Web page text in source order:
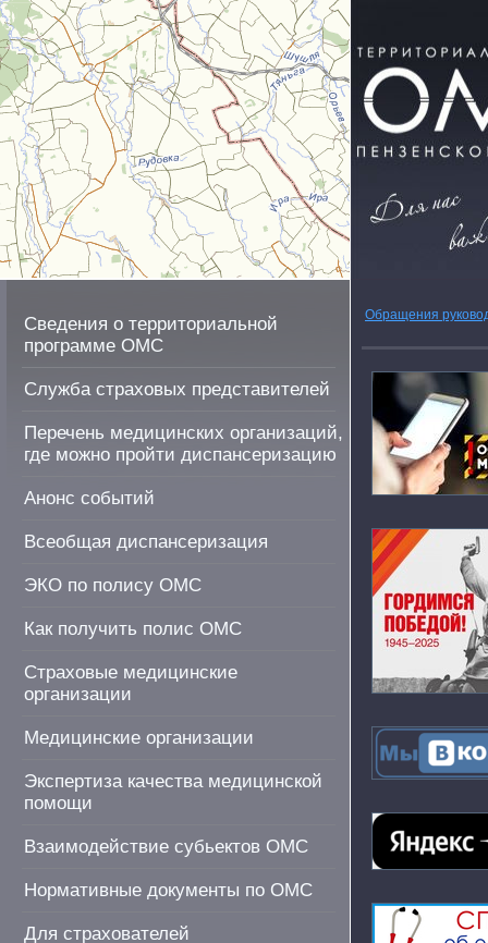
Сведения о территориальной
программе ОМС
Служба страховых представителей
Перечень медицинских организаций,
где можно пройти диспансеризацию
Анонс событий
Всеобщая диспансеризация
ЭКО по полису ОМС
Как получить полис ОМС
Страховые медицинские
организации
Медицинские организации
Экспертиза качества медицинской
помощи
Взаимодействие субьектов ОМС
Нормативные документы по ОМС
Для страхователей
Обращения